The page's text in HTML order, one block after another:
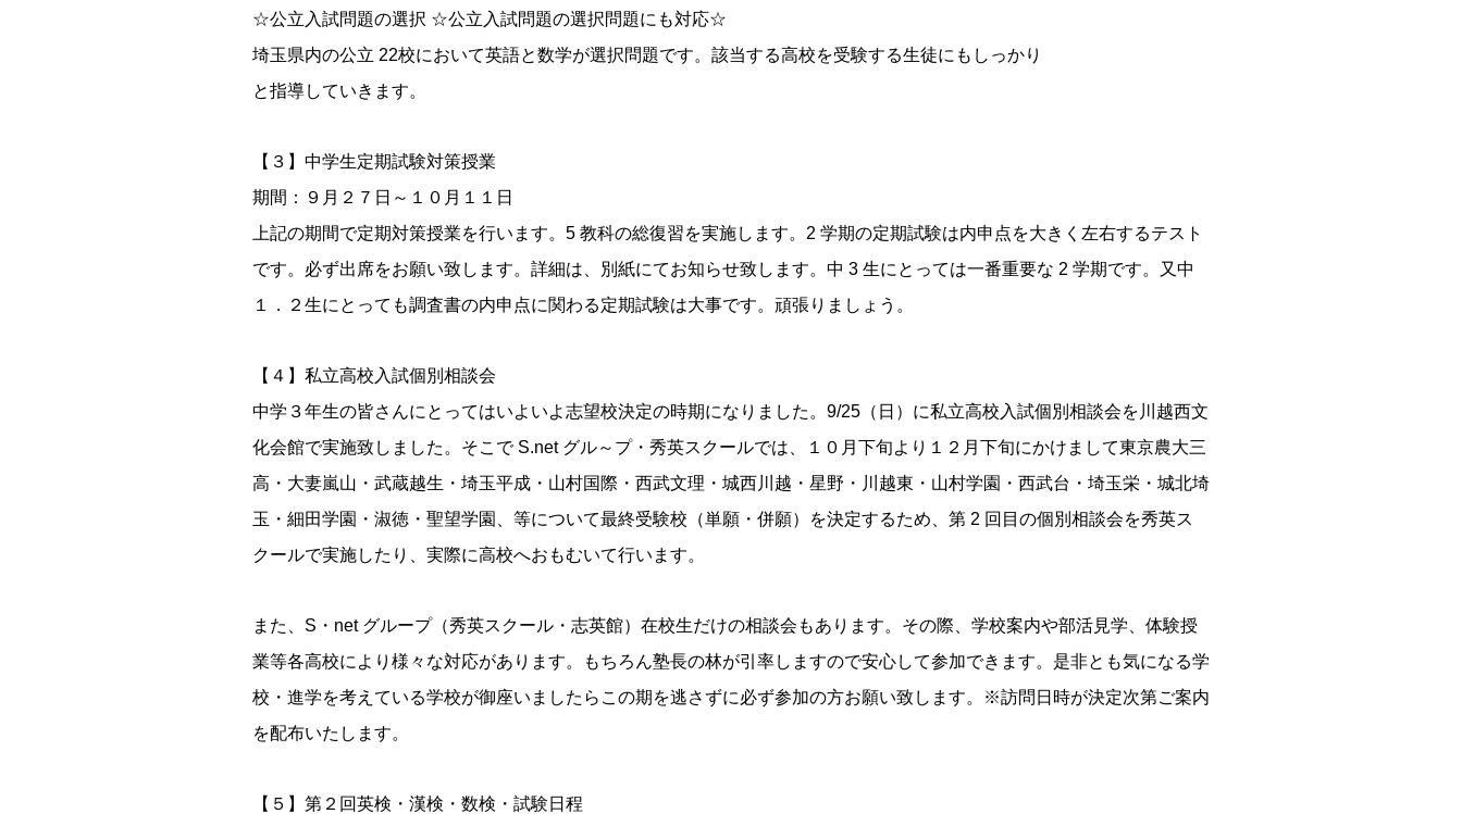
☆公立入試問題の選択 ☆公立入試問題の選択問題にも対応☆
埼玉県内の公立 22校において英語と数学が選択問題です。該当する高校を受験する生徒にもしっかり
と指導していきます。
【３】中学生定期試験対策授業
期間：９月２７日～１０月１１日
上記の期間で定期対策授業を行います。5 教科の総復習を実施します。2 学期の定期試験は内申点を大きく左右するテスト
です。必ず出席をお願い致します。詳細は、別紙にてお知らせ致します。中 3 生にとっては一番重要な 2 学期です。又中
１．２生にとっても調査書の内申点に関わる定期試験は大事です。頑張りましょう。
【４】私立高校入試個別相談会
中学３年生の皆さんにとってはいよいよ志望校決定の時期になりました。9/25（日）に私立高校入試個別相談会を川越西文
化会館で実施致しました。そこで S.net グル～プ・秀英スクールでは、１０月下旬より１２月下旬にかけまして東京農大三
高・大妻嵐山・武蔵越生・埼玉平成・山村国際・西武文理・城西川越・星野・川越東・山村学園・西武台・埼玉栄・城北埼
玉・細田学園・淑徳・聖望学園、等について最終受験校（単願・併願）を決定するため、第 2 回目の個別相談会を秀英ス
クールで実施したり、実際に高校へおもむいて行います。
また、S・net グループ（秀英スクール・志英館）在校生だけの相談会もあります。その際、学校案内や部活見学、体験授
業等各高校により様々な対応があります。もちろん塾長の林が引率しますので安心して参加できます。是非とも気になる学
校・進学を考えている学校が御座いましたらこの期を逃さずに必ず参加の方お願い致します。※訪問日時が決定次第ご案内
を配布いたします。
【５】第２回英検・漢検・数検・試験日程